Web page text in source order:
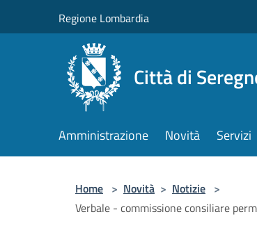
Regione Lombardia
Città di
Amministrazione Novità Servizi
Home > Novità > Notizie >
Verbale - commissione consiliare